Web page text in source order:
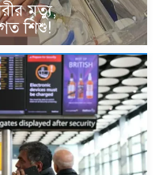
মৃত্যু,
শিশু!